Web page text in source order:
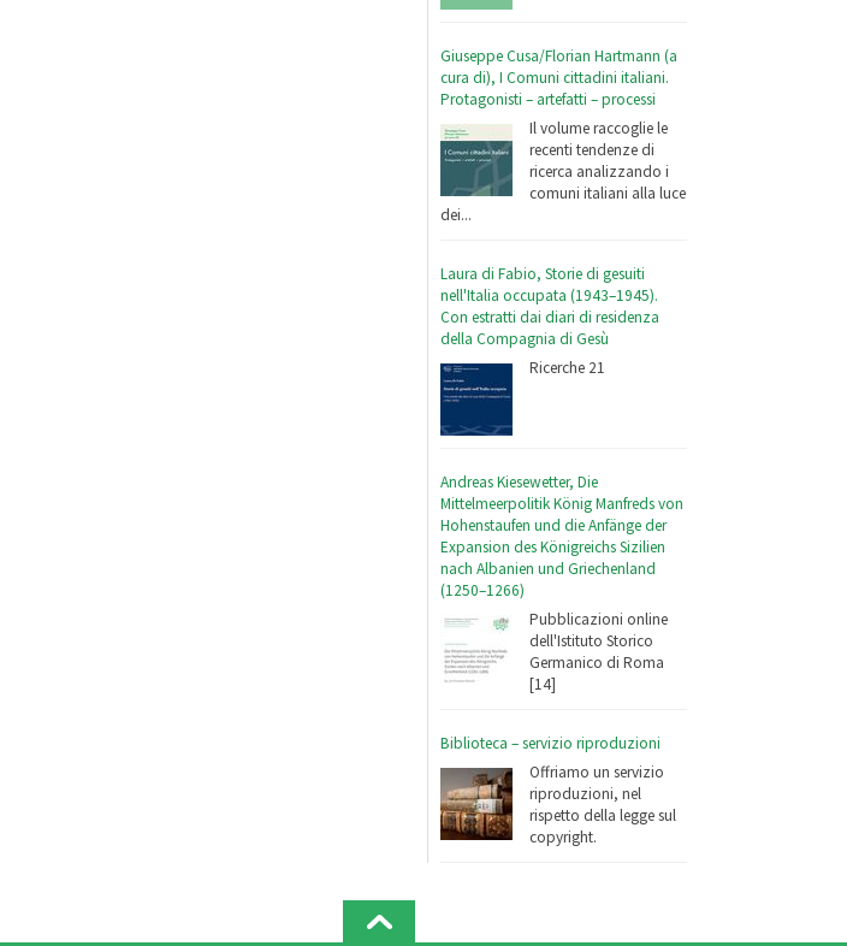
Giuseppe Cusa/Florian Hartmann (a
cura di), I Comuni cittadini italiani.
Protagonisti – artefatti – processi
Il volume raccoglie le
recenti tendenze di
ricerca analizzando i
comuni italiani alla luce
dei...
Laura di Fabio, Storie di gesuiti
nell'Italia occupata (1943–1945).
Con estratti dai diari di residenza
della Compagnia di Gesù
Ricerche 21
Andreas Kiesewetter, Die
Mittelmeerpolitik König Manfreds von
Hohenstaufen und die Anfänge der
Expansion des Königreichs Sizilien
nach Albanien und Griechenland
(1250–1266)
Pubblicazioni online
dell'Istituto Storico
Germanico di Roma
[14]
Biblioteca – servizio riproduzioni
Offriamo un servizio
riproduzioni, nel
rispetto della legge sul
copyright.